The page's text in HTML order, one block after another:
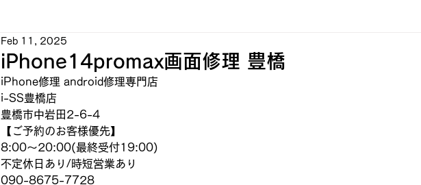
iPhone14promax画面修理 豊橋
Feb 11, 2025
iPhone修理 android修理専門店
i-SS豊橋店
豊橋市中岩田2-6-4
【ご予約のお客様優先】
8:00〜20:00(最終受付19:00)
不定休日あり/時短営業あり
090-8675-7728